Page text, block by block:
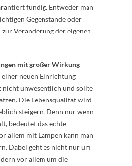
fündig. Entweder man
Gegenstände oder
Veränderung der eigenen
mit großer Wirkung
einer neuen Einrichtung
nicht unwesentlich und sollte
Die Lebensqualität wird
steigern. Denn nur wenn
bedeutet das echte
allem mit Lampen kann man
Dabei geht es nicht nur um
vor allem um die